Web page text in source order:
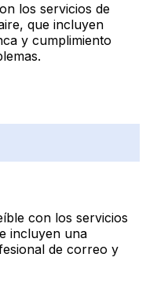
los servicios de
que incluyen
y cumplimiento
con los servicios
incluyen una
de correo y